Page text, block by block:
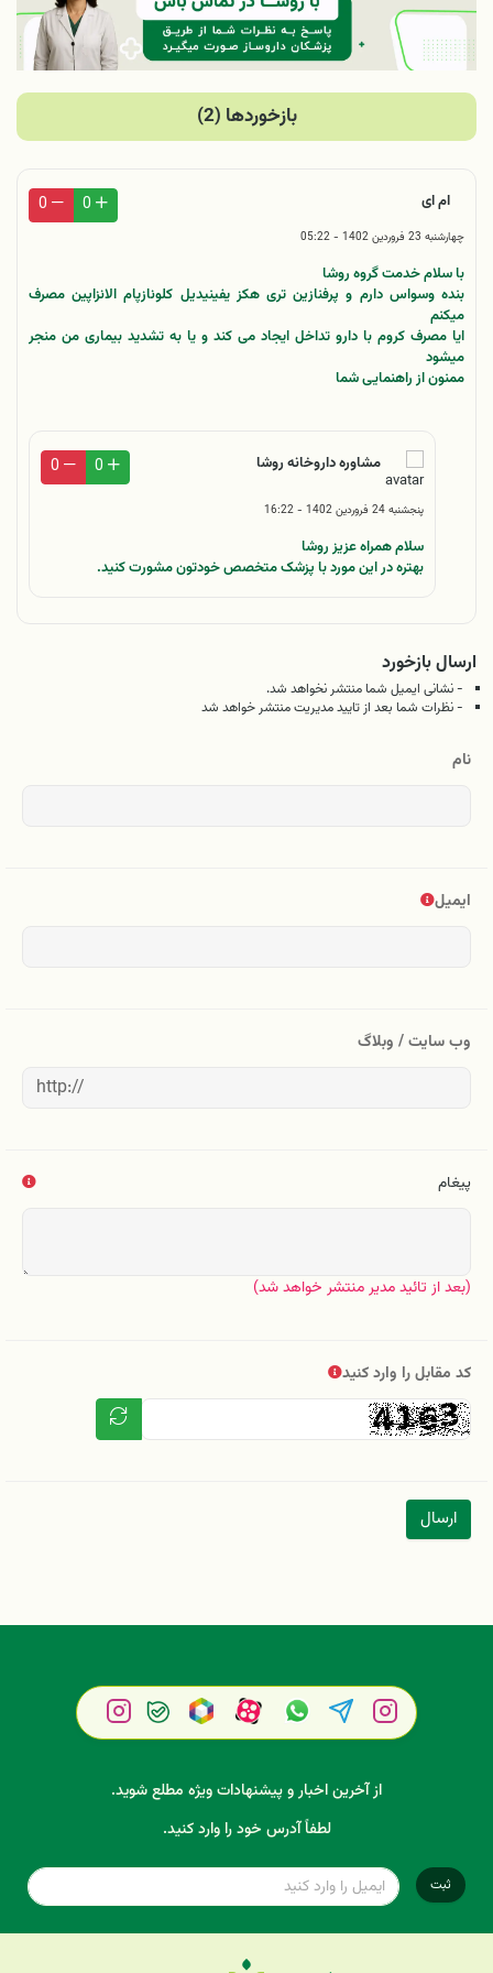
بازخوردها (2)
ام ای 0
0
چهارشنبه 23 فروردین 1402 - 05:22
با سلام خدمت گروه روشا
بنده وسواس دارم و پرفنازین تری هکز یفینیدیل کلونازپام الانزاپین مصرف
میکنم
ایا مصرف کروم با دارو تداخل ایجاد می کند و یا به تشدید بیماری من منجر
میشود
ممنون از راهنمایی شما
مشاوره داروخانه روشا 0
0
پنجشنبه 24 فروردین 1402 - 16:22
سلام همراه عزیز روشا
بهتره در این مورد با پزشک متخصص خودتون مشورت کنید.
ارسال بازخورد
- نشانی ایمیل شما منتشر نخواهد شد.
- نظرات شما بعد از تایید مدیریت منتشر خواهد شد
نام
ایمیل
وب سایت / وبلاگ
پیغام
(بعد از تائید مدیر منتشر خواهد شد)
کد مقابل را وارد کنید
ارسال
از آخرین اخبار و پیشنهادات ویژه مطلع شوید.
لطفاً آدرس خود را وارد کنید.
ثبت